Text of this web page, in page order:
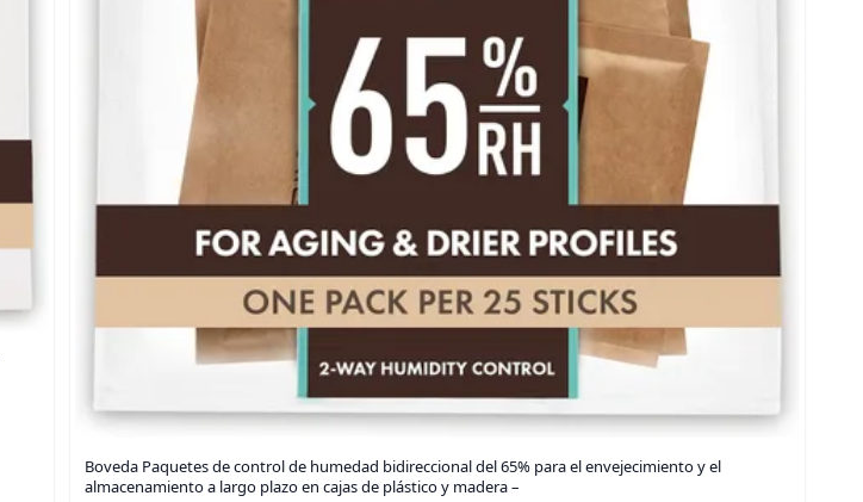
Boveda Paquetes de control de humedad bidireccional del 65% para el envejecimiento y el
almacenamiento a largo plazo en cajas de plástico y madera –